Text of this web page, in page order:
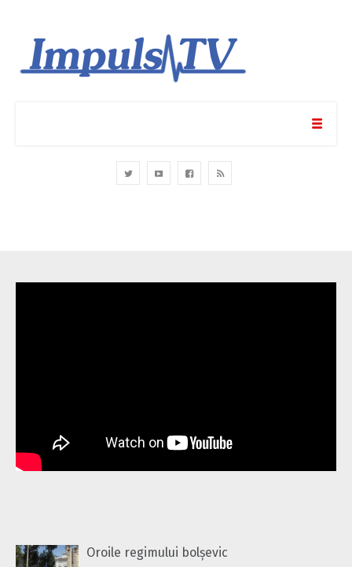
Oroile regimului bolșevic